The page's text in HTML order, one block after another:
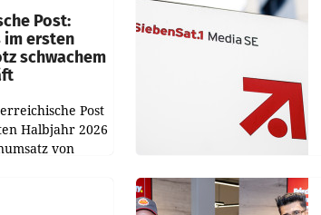
Post:
im ersten
schwachem
Post
Halbjahr 2026
von
einem Plus
gegenüber